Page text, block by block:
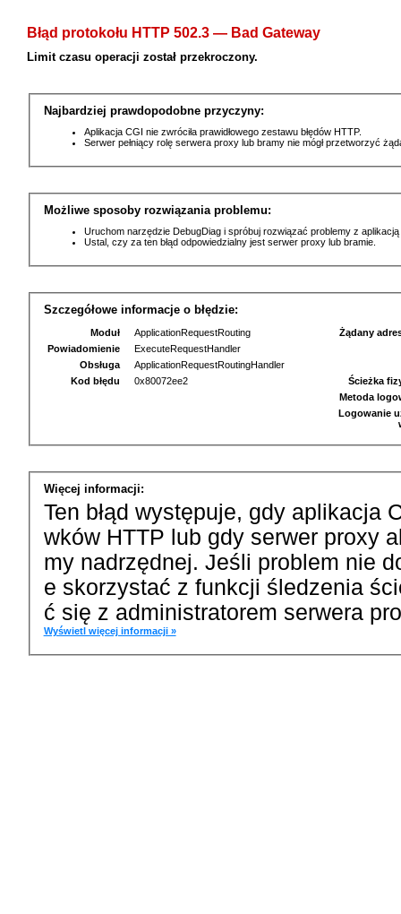
Błąd protokołu HTTP 502.3 — Bad Gateway
Limit czasu operacji został przekroczony.
Najbardziej prawdopodobne przyczyny:
Aplikacja CGI nie zwróciła prawidłowego zestawu błędów HTTP.
Serwer pełniący rolę serwera proxy lub bramy nie mógł przetworzyć
Możliwe sposoby rozwiązania problemu:
Uruchom narzędzie DebugDiag i spróbuj rozwiązać problemy z
Ustal, czy za ten błąd odpowiedzialny jest serwer proxy lub bramie.
Szczegółowe informacje o błędzie:
Moduł
ApplicationRequestRouting
Powiadomienie
ExecuteRequestHandler
Obsługa
ApplicationRequestRoutingHandler
Kod błędu
0x80072ee2
Żądany
Ścieżka
Metoda
Logowanie
Więcej informacji:
Ten błąd występuje, gdy aplikacja
wków HTTP lub gdy serwer proxy
my nadrzędnej. Jeśli problem nie
e skorzystać z funkcji śledzenia
ć się z administratorem serwera
Wyświetl więcej informacji »